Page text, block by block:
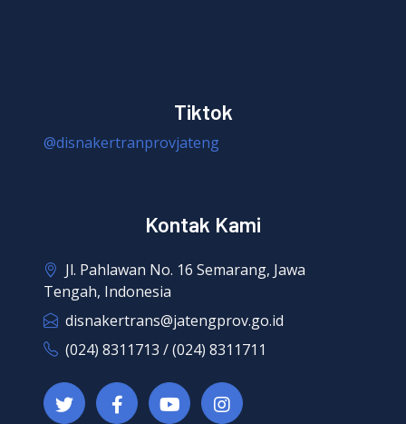
Tiktok
@disnakertranprovjateng
Kontak Kami
Jl. Pahlawan No. 16 Semarang, Jawa
Tengah, Indonesia
disnakertrans@jatengprov.go.id
(024) 8311713 / (024) 8311711